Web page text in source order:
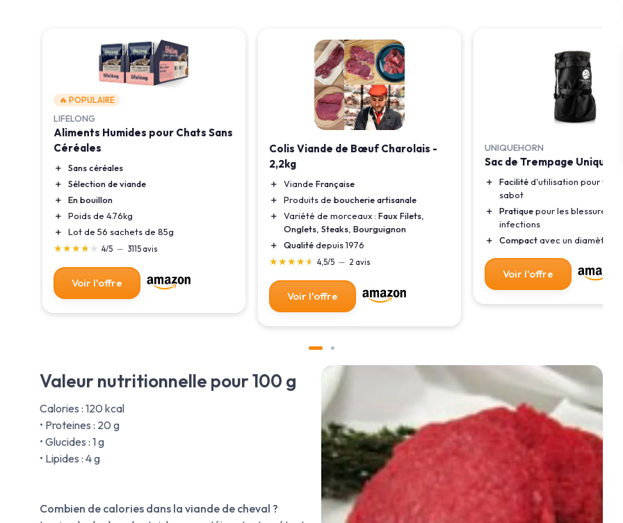
🔥 POPULAIRE
LIFELONG
Aliments Humides pour Chats Sans
Céréales
＋
Sans céréales
＋
Sélection de viande
＋
En bouillon
＋
Poids de 4.76kg
＋
Lot de 56 sachets de 85g
★★★★★
★★★★★ 4/5 — 3115 avis
Voir l'offre
Colis Viande de Bœuf Charolais -
2,2kg
＋ Viande Française
＋
Produits de boucherie artisanale
＋
Variété de morceaux : Faux Filets,
Onglets, Steaks, Bourguignon
＋
Qualitédepuis 1976
★★★★★
★★★★★ 4,5/5 — 2 avis
Voir l'offre
UNIQUEHORN
Sac de Trempage Unique-
＋ Facilitéd'utilisation pour
sabot
＋
Pratiquepour les blessures et
infections
＋
Compactavec un diamètre de
Voir l'offre
Valeur nutritionnelle pour 100 g
Calories : 120 kcal
• Proteines : 20 g
• Glucides : 1 g
• Lipides : 4 g
Combien de calories dans la viande de cheval ?